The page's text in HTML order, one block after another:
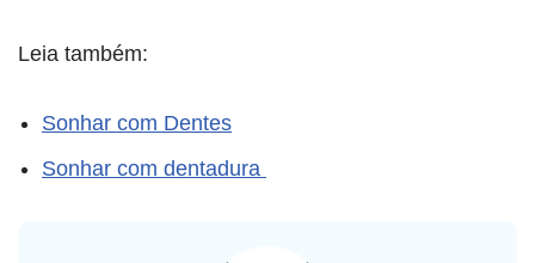
Leia também:
Sonhar com Dentes
Sonhar com dentadura